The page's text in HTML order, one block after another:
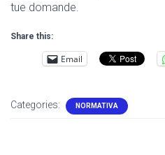
tue domande.
Share this:
Email
Categories: NORMATIVA